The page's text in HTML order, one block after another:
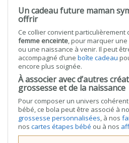
Un cadeau future maman
offrir
Ce collier convient particulièrement
femme enceinte, pour marquer
ou une naissance à venir. Il peut
accompagné d’une boîte cadeau
encore plus soignée.
À associer avec d’autres
grossesse et de la naissance
Pour composer un univers
bébé, ce bola peut être associé à
grossesse personnalisées, à nos
nos cartes étapes bébé ou à nos